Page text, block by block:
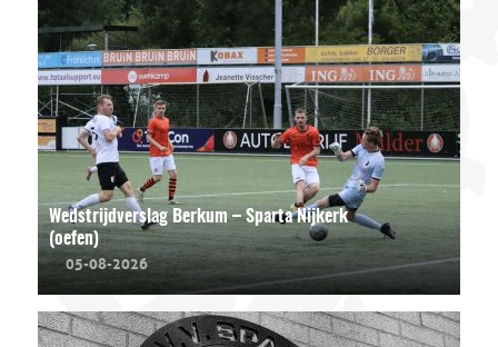
Wedstrijdverslag Berkum – Sparta Nijkerk
(oefen)
05-08-2026